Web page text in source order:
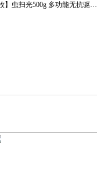
】虫扫光500g 多功能无抗驱虫
体内外驱虫线虫吸虫蛔虫绦